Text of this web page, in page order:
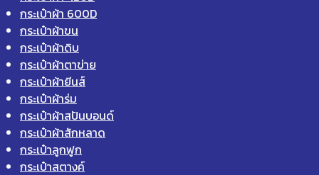
กระเป๋าผ้า 600D
กระเป๋าผ้าขน
กระเป๋าผ้าดิบ
กระเป๋าผ้าตาข่าย
กระเป๋าผ้ายีนส์
กระเป๋าผ้าร่ม
กระเป๋าผ้าสปันบอนด์
กระเป๋าผ้าสักหลาด
กระเป๋าลูกฟูก
กระเป๋าสตางค์